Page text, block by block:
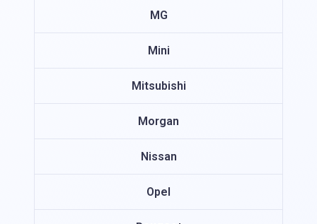
MG
Mini
Mitsubishi
Morgan
Nissan
Opel